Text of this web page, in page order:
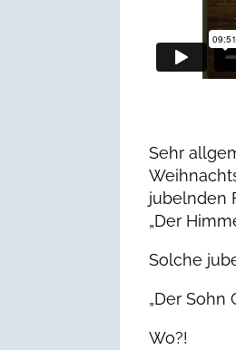
Sehr
jubelnden
„Der
Solche
„Der
Wo?!